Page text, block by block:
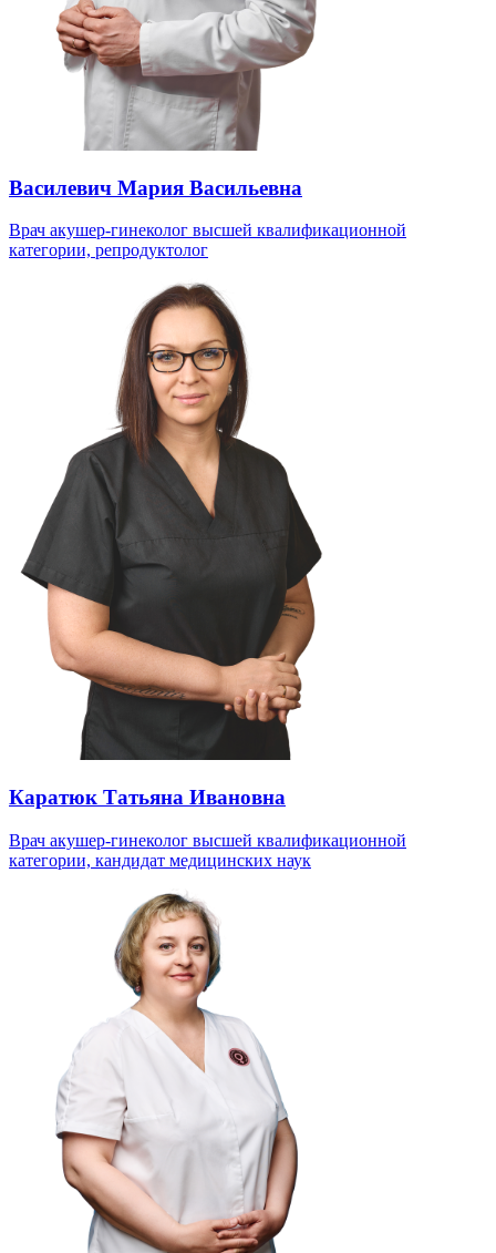
Василевич Мария Васильевна
Врач акушер-гинеколог высшей квалификационной
категории, репродуктолог
Каратюк Татьяна Ивановна
Врач акушер-гинеколог высшей квалификационной
категории, кандидат медицинских наук